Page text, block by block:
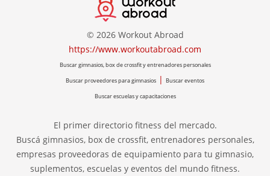
© 2026 Workout Abroad
https://www.workoutabroad.com
Buscar gimnasios, box de crossfit y entrenadores personales
Buscar proveedores para gimnasios |
Buscar eventos
Buscar escuelas y capacitaciones
El primer directorio fitness del mercado.
Buscá gimnasios, box de crossfit, entrenadores personales,
empresas proveedoras de equipamiento para tu gimnasio,
suplementos, escuelas y eventos del mundo fitness.